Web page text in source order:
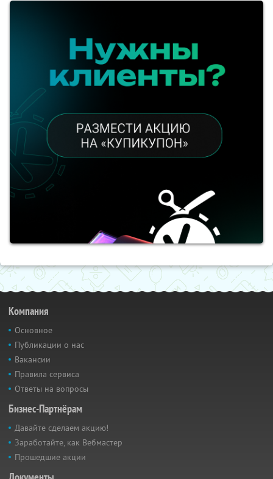
Компания
Основное
Публикации о нас
Вакансии
Правила сервиса
Ответы на вопросы
Бизнес-Партнёрам
Давайте сделаем акцию!
Заработайте, как Вебмастер
Прошедшие акции